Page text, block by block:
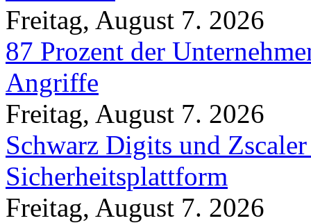
Freitag, August 7. 2026
87 Prozent der
Angriffe
Freitag, August 7. 2026
Schwarz Digits und
Sicherheitsplattform
Freitag, August 7. 2026